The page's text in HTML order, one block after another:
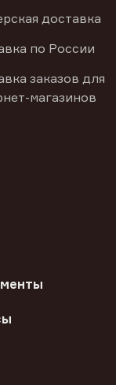
доставка
по России
заказов для
магазинов